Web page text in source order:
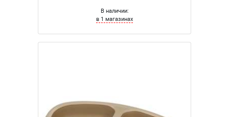
В наличии:
в 1 магазинах